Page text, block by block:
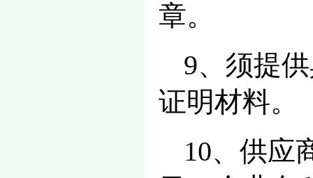
章。
9、须提
证明材料。
10、供应